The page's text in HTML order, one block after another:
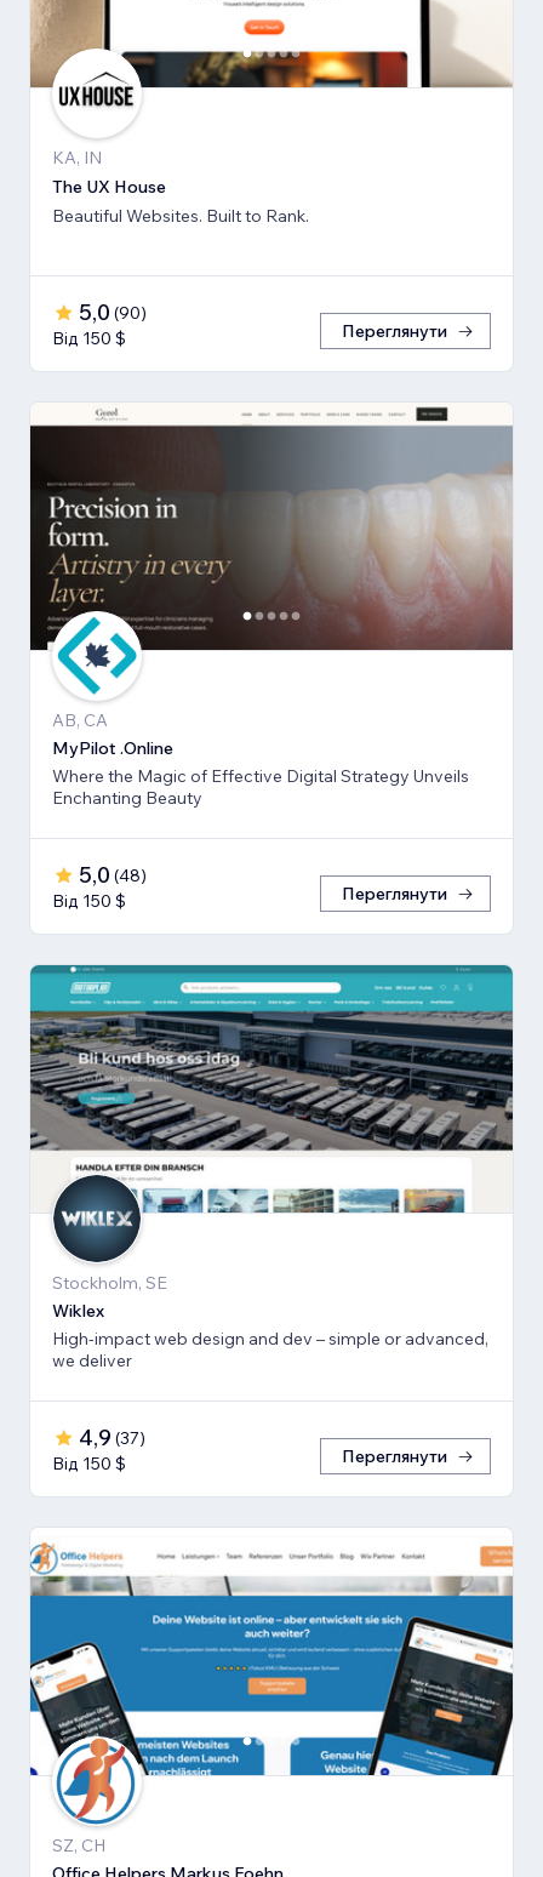
KA, IN
The UX House
Beautiful Websites. Built to Rank.
5,0 (90)
Від 150 $
Переглянути
AB, CA
MyPilot .Online
Where the Magic of Effective Digital Strategy Unveils
Enchanting Beauty
5,0 (48)
Від 150 $
Переглянути
Stockholm, SE
Wiklex
High-impact web design and dev – simple or advanced,
we deliver
4,9 (37)
Від 150 $
Переглянути
SZ, CH